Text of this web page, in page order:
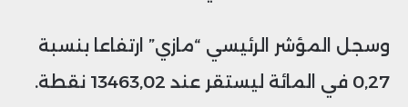
وسجل المؤشر الرئيسي “مازي” ارتفاعا بنسبة
0,27 في المائة ليستقر عند 13463,02 نقطة.